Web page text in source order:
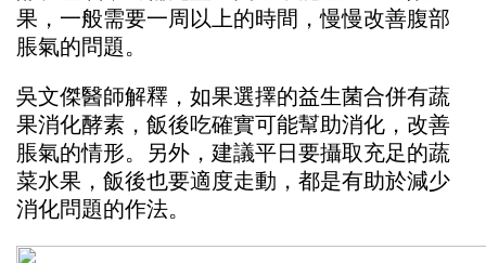
果，一般需要一周以上的時間，慢慢改善腹部
脹氣的問題。
吳文傑醫師解釋，如果選擇的益生菌合併有蔬
果消化酵素，飯後吃確實可能幫助消化，改善
脹氣的情形。另外，建議平日要攝取充足的蔬
菜水果，飯後也要適度走動，都是有助於減少
消化問題的作法。